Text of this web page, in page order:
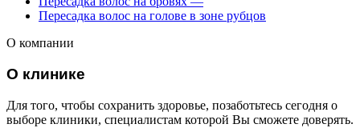
Пересадка волос на голове в зоне рубцов
О компании
О клинике
Для того, чтобы сохранить здоровье, позаботьтесь сегодня о
выборе клиники, специалистам которой Вы сможете доверять.